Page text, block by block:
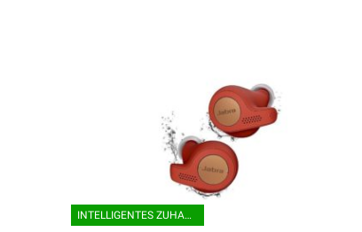
INTELLIGENTES ZUHAUSE